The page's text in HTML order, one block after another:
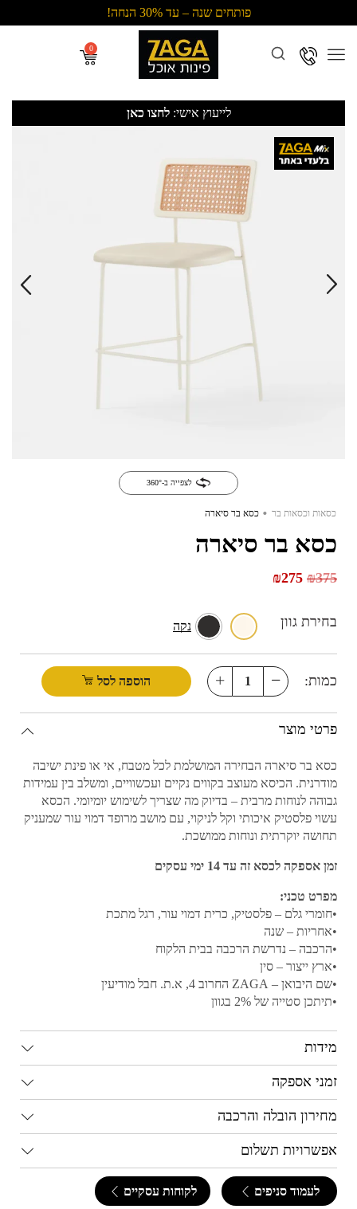
פותחים שנה – עד 30% הנחה!
Menu
כסאות וכסאות בר . כסא בר סיארה
כסא בר סיארה
₪375
₪275
בחירת גוון נקה
כמות: הוספה לסל
פרטי מוצר
כסא בר סיארה הבחירה המושלמת לכל מטבח, אי או פינת ישיבה
מודרנית. הכיסא מעוצב בקווים נקיים ועכשוויים, ומשלב בין עמידות
גבוהה לנוחות מרבית – בדיוק מה שצריך לשימוש יומיומי. הכסא
עשוי פלסטיק איכותי וקל לניקוי, עם מושב מרופד דמוי עור שמעניק
תחושה יוקרתית ונוחות ממושכת.
זמן אספקה לכסא זה עד 14 ימי עסקים
מפרט טכני:
•חומרי גלם – פלסטיק, כרית דמוי עור, רגל מתכת
•אחריות – שנה
•הרכבה – נדרשת הרכבה בבית הלקוח
•ארץ ייצור – סין
•שם היבואן – ZAGA החרוב 4, א.ת. חבל מודיעין
•תיתכן סטייה של 2% בגוון
מידות
זמני אספקה
מחירון הובלה והרכבה
אפשרויות תשלום
לעמוד סניפים לקוחות עסקיים
לייעוץ אישי:לחצו כאן
לצפייה ב-360°